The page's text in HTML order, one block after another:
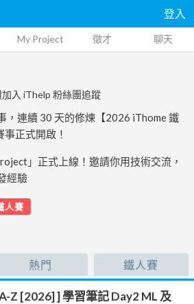
登入
My Project 徵才 聊天
入 iThelp 粉絲團追蹤
，連續 30 天的修煉【2026 iThome 鐵
事正式開啟！
」正式上線！邀請你用技術交流，
經驗
人賽
熱門 鐵人賽
Z [2026] ] 學習筆記 Day2 ML 及